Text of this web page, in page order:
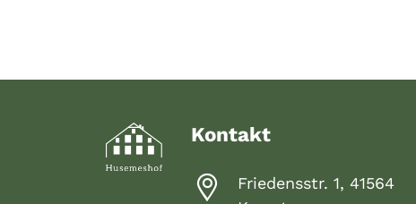
Kontakt
Friedensstr. 1, 41564